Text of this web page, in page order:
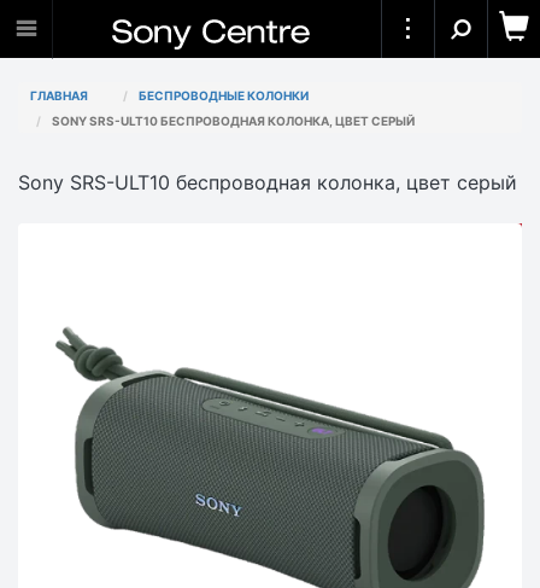
ГЛАВНАЯ
БЕСПРОВОДНЫЕ КОЛОНКИ
SONY SRS-ULT10 БЕСПРОВОДНАЯ КОЛОНКА, ЦВЕТ СЕРЫЙ
Sony SRS-ULT10 беспроводная колонка, цвет серый